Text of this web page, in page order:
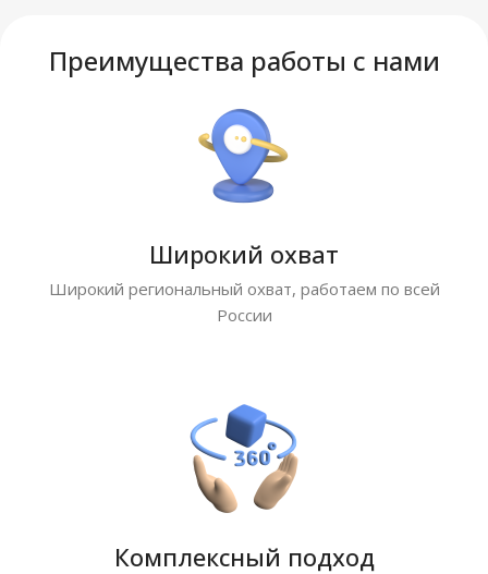
Преимущества работы с нами
Широкий охват
Широкий региональный охват, работаем по всей
России
Комплексный подход